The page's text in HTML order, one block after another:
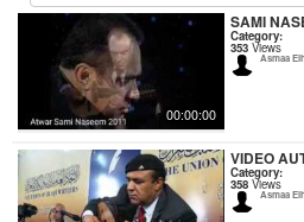
00:00:00
SAMI
Category:
353 Views
Asmaa
VIDEO
Category:
358 Views
Asmaa